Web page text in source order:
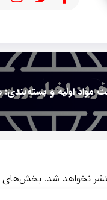
نخواهد شد. بخش‌های